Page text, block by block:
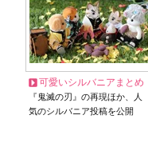
可愛いシルバニアまとめ
『鬼滅の刃』の再現ほか、人
気のシルバニア投稿を公開